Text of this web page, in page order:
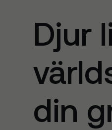
Djur
din